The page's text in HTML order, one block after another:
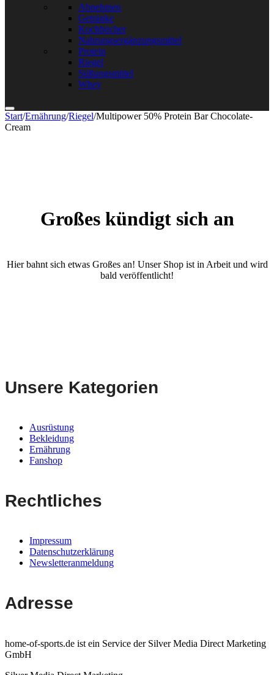
Abnehmen
Getränke
Kochbücher
Nahrungsergänzungsmittel
Protein
Riegel
Süßungsmittel
Whey
Start/Ernährung/Riegel/Multipower 50% Protein Bar Chocolate-
Cream
Großes kündigt sich an
Hier bahnt sich etwas Großes an! Unser Shop ist in Arbeit und wird
bald veröffentlicht!
Unsere Kategorien
Ausrüstung
Bekleidung
Ernährung
Fanshop
Rechtliches
Impressum
Datenschutzerklärung
Newsletteranmeldung
Adresse
home-of-sports.de ist ein Service der Silver Media Direct Marketing
GmbH